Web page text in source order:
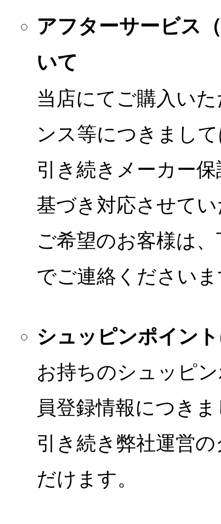
アフターサービス
いて
当店にてご購入い
ンス等につきまし
引き続きメーカー
基づき対応させて
ご希望のお客様は
でご連絡ください
シュッピンポイン
お持ちのシュッピ
員登録情報につき
引き続き弊社運営
だけます。